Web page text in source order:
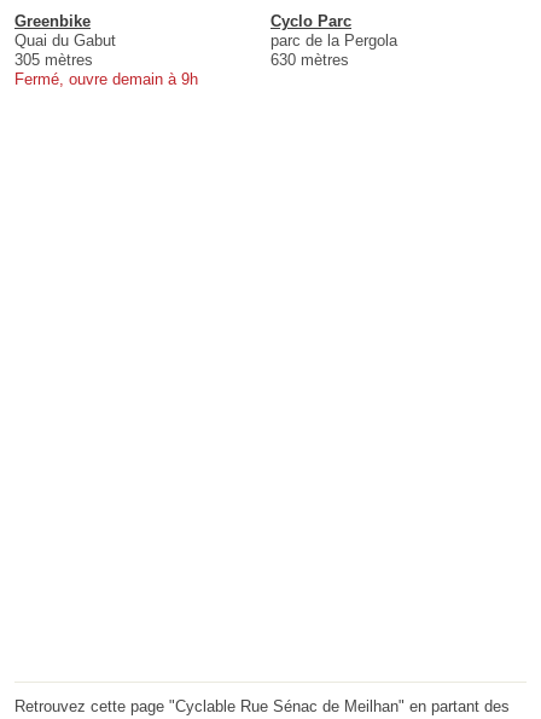
Greenbike
Quai du Gabut
305 mètres
Fermé, ouvre demain à 9h
Cyclo Parc
parc de la Pergola
630 mètres
Retrouvez cette page "Cyclable Rue Sénac de Meilhan" en partant des